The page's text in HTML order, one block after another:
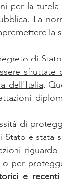
per la
La
la
di
dell'Italia.
di
è stata
per
e